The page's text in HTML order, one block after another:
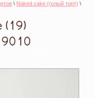
\ Naked cake (голый торт) \
(19)